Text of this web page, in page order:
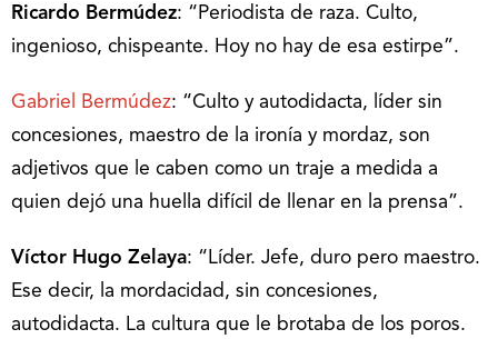
Ricardo Bermúdez: “Periodista de raza. Culto,
ingenioso, chispeante. Hoy no hay de esa estirpe”.
Gabriel Bermúdez: “Culto y autodidacta, líder sin
concesiones, maestro de la ironía y mordaz, son
adjetivos que le caben como un traje a medida a
quien dejó una huella difícil de llenar en la prensa”.
Víctor Hugo Zelaya: “Líder. Jefe, duro pero maestro.
Ese decir, la mordacidad, sin concesiones,
autodidacta. La cultura que le brotaba de los poros.